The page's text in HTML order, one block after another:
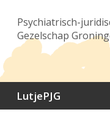
Psychiatrisch-
Gezelschap
LutjePJG